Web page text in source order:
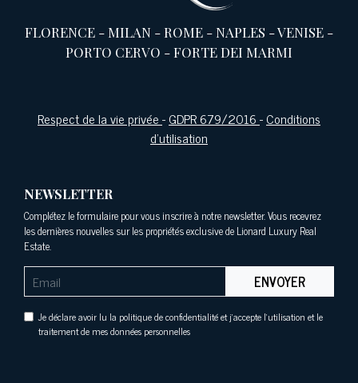
FLORENCE -MILAN -ROME -NAPLES -VENISE -
PORTO CERVO -FORTE DEI MARMI
Respect de la vie privée-GDPR 679/2016-Conditions
d'utilisation
NEWSLETTER
Complétez le formulaire pour vous inscrire à notre newsletter. Vous recevrez
les dernières nouvelles sur les propriétés exclusive de Lionard Luxury Real
Estate.
ENVOYER
Je déclare avoir lu la politique de confidentialité et j'accepte l'utilisation et le
traitement de mes données personnelles